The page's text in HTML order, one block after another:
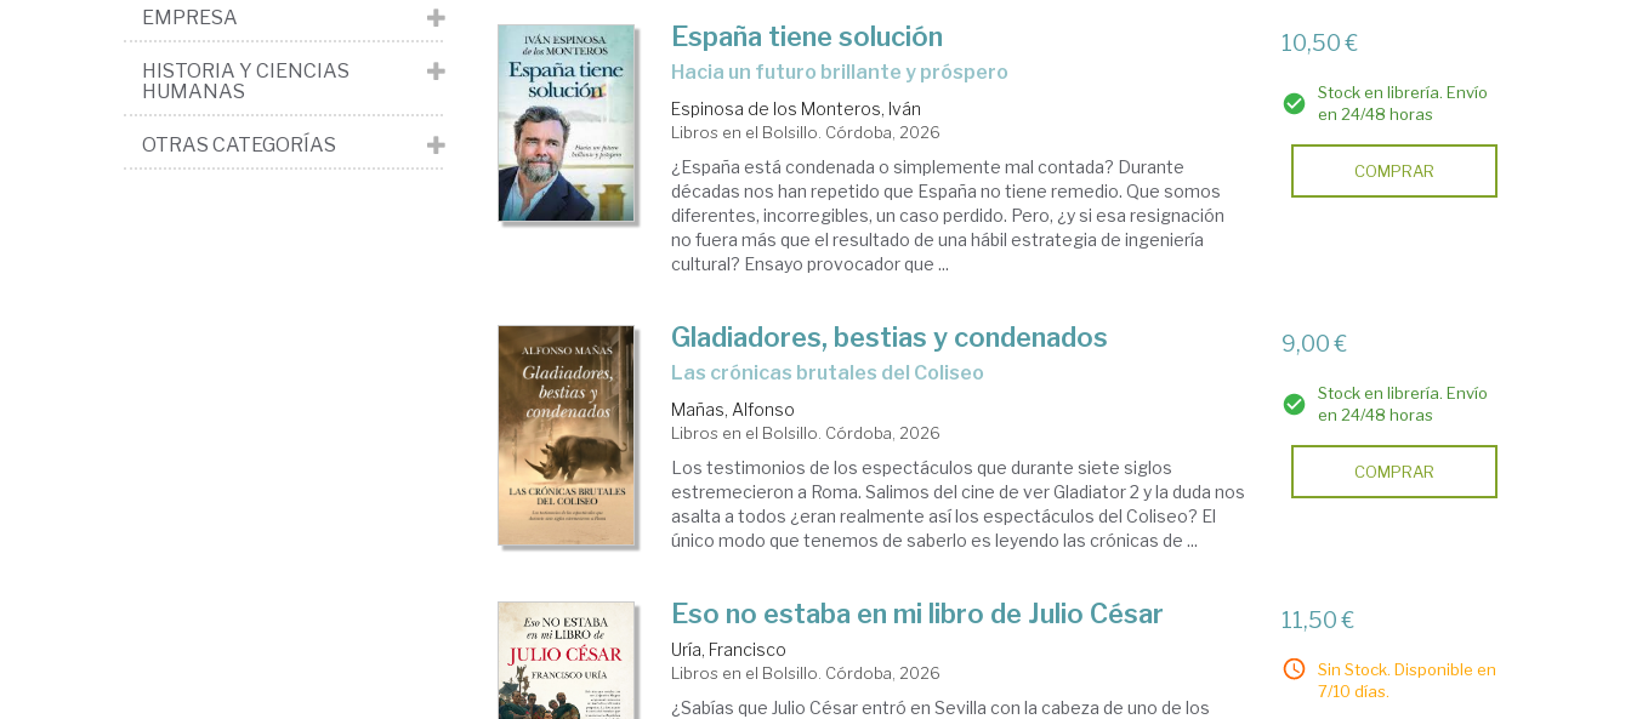
el
Bolsillo
España tiene solución
Hacia un futuro brillante y próspero
Espinosa de los Monteros, Iván
Libros en el Bolsillo. Córdoba, 2026
¿España está condenada o simplemente mal contada? Durante
décadas nos han repetido que España no tiene remedio. Que somos
diferentes, incorregibles, un caso perdido. Pero, ¿y si esa resignación
no fuera más que el resultado de una hábil estrategia de ingeniería
cultural? Ensayo provocador que ...
10,50 €
Stock en librería. Envío
en 24/48 horas
COMPRAR
Gladiadores, bestias y condenados
Las crónicas brutales del Coliseo
Mañas, Alfonso
Libros en el Bolsillo. Córdoba, 2026
Los testimonios de los espectáculos que durante siete siglos
estremecieron a Roma. Salimos del cine de ver Gladiator 2 y la duda nos
asalta a todos ¿eran realmente así los espectáculos del Coliseo? El
único modo que tenemos de saberlo es leyendo las crónicas de ...
9,00 €
Stock en librería. Envío
en 24/48 horas
COMPRAR
Eso no estaba en mi libro de Julio César
Uría, Francisco
Libros en el Bolsillo. Córdoba, 2026
¿Sabías que Julio César entró en Sevilla con la cabeza de uno de los
11,50 €
Sin Stock. Disponible en
7/10 días.
EMPRESA
HISTORIA Y CIENCIAS
HUMANAS
OTRAS CATEGORÍAS